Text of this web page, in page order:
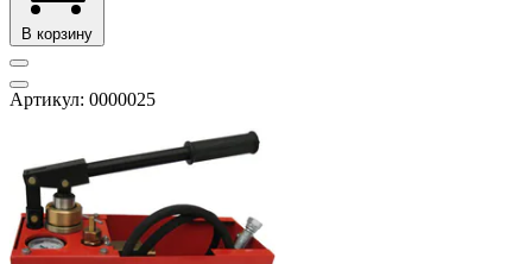
В корзину
Артикул: 0000025